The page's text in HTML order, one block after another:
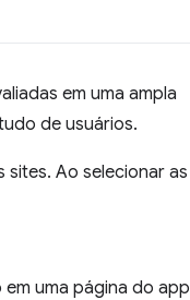
em uma ampla
de usuários.
sites. Ao selecionar as
uma página do app